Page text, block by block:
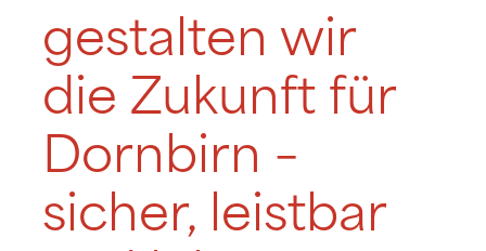
gestalten wir
die Zukunft für
Dornbirn –
sicher, leistbar